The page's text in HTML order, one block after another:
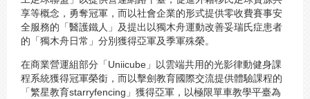
享等概念，勇奪冠軍，而以社會企業的形式提供零收費賽事安
全服務的「醫護鐵人」及提出以獨木舟運動改善妥瑞氏症患者
的「獨木舟日常」分別獲得亞軍及季軍殊榮。
在商業營運組部分「Uniicube」以雲端共用的光影律動健身課
程系統獲得冠軍榮銜，而以擊劍教育國際交流提供體驗課程的
「繁星教育starryfencing」獲得亞軍，以極限單車教學平臺為